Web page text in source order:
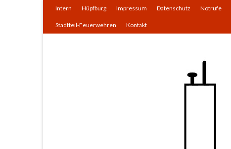
Intern Hüpfburg Impressum Datenschutz Notrufe
Stadtteil-Feuerwehren Kontakt